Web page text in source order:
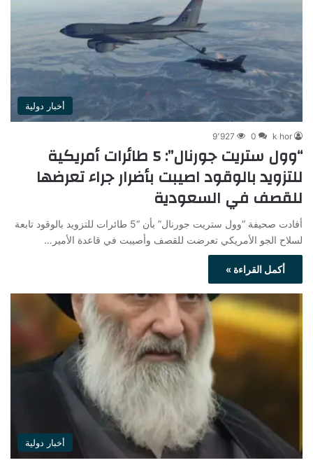
أخبار دولية
k hor
0 9٬927
“وول ستريت جورنال”: 5 طائرات أمريكية
للتزويد بالوقود اصيبت بأضرار جراء تعرضها
للقصف في السعودية
أفادت صحيفة “وول ستريت جورنال” بأن “5 طائرات للتزويد بالوقود تابعة
لسلاح الجو الأمريكي تعرضت للقصف وأصيبت في قاعدة الأمير…
أكمل القراءة »
أخبار دولية